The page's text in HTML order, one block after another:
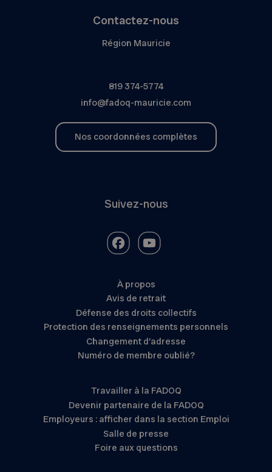
Contactez-nous
Région Mauricie
819 374-5774
info@fadoq-mauricie.com
Nos coordonnées complètes
Suivez-nous
À propos
Avis de retrait
Défense des droits collectifs
Protection des renseignements personnels
Changement d’adresse
Numéro de membre oublié?
Travailler à la FADOQ
Devenir partenaire de la FADOQ
Employeurs : afficher dans la section Emploi
Salle de presse
Foire aux questions